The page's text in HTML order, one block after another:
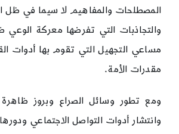
المصطلحات والمفاهيم لا سيما في ظل
والتجاذبات التي تفرضها معركة الوعي
مساعي التجهيل التي تقوم بها أدوات
مقدرات الأمة.
ومع تطور وسائل الصراع وبروز ظاهرة
وانتشار أدوات التواصل الاجتماعي